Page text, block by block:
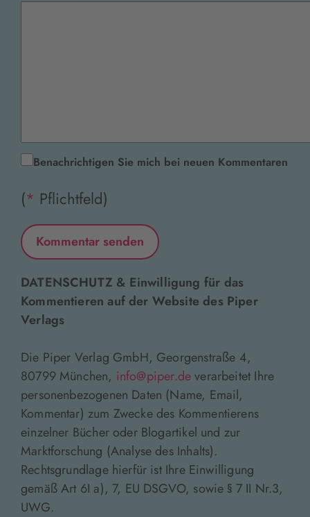
Benachrichtigen Sie mich bei neuen Kommentaren
(* Pflichtfeld)
DATENSCHUTZ & Einwilligung für das
Kommentieren auf der Website des Piper
Verlags
Die Piper Verlag GmbH, Georgenstraße 4,
80799 München, info@piper.deverarbeitet Ihre
personenbezogenen Daten (Name, Email,
Kommentar) zum Zwecke des Kommentierens
einzelner Bücher oder Blogartikel und zur
Marktforschung (Analyse des Inhalts).
Rechtsgrundlage hierfür ist Ihre Einwilligung
gemäß Art 6I a), 7, EU DSGVO, sowie § 7 II Nr.3,
UWG.